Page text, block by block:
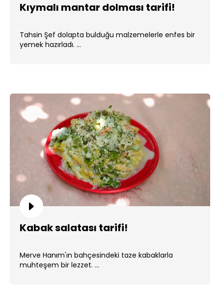
Kıymalı mantar dolması tarifi!
Tahsin Şef dolapta bulduğu malzemelerle enfes bir
yemek hazırladı. ...
Kabak salatası tarifi!
Merve Hanım'ın bahçesindeki taze kabaklarla
muhteşem bir lezzet. ...